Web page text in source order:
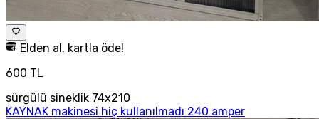
Elden al, kartla öde!
600 TL
sürgülü sineklik 74x210
KAYNAK makinesi hiç kullanılmadı 240 amper